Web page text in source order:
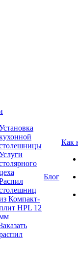
Компакт-
HPL 12
Блог
Как